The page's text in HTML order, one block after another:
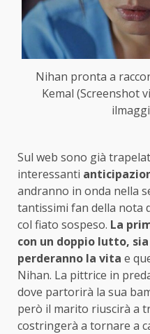
Nihan pronta a
Kemal (Screenshot
Sul web sono già
interessanti
andranno in onda nella
tantissimi fan della nota
col fiato sospeso. La
con un doppio lutto,
perderanno la vita e
Nihan. La pittrice in
dove partorirà la sua
però il marito riuscirà a
costringerà a tornare a